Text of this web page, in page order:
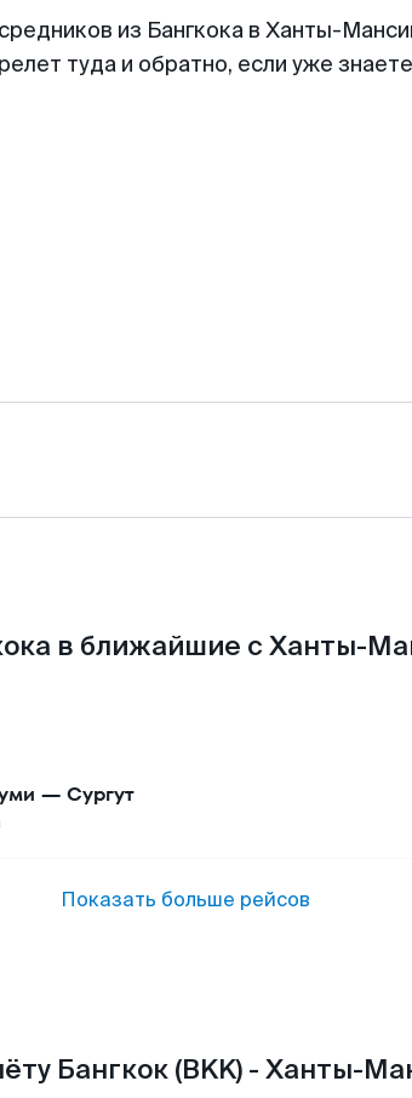
из Бангкока в Ханты-
туда и обратно, если уже
в ближайшие с Ханты-
— Сургут
Показать больше рейсов
Бангкок (BKK) - Ханты-